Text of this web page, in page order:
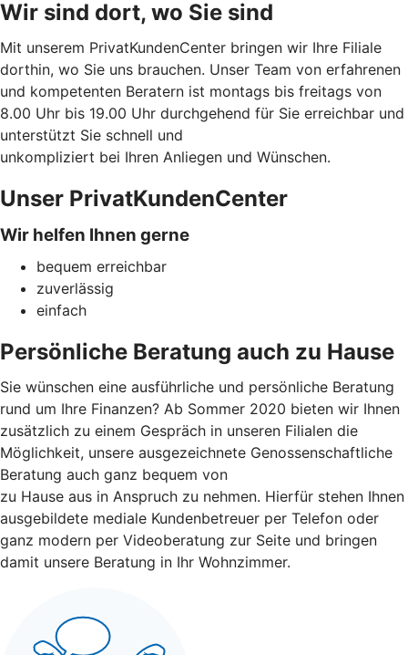
Wir sind dort, wo Sie sind
Mit unserem PrivatKundenCenter bringen wir Ihre Filiale
dorthin, wo Sie uns brauchen. Unser Team von erfahrenen
und kompetenten Beratern ist montags bis freitags von
8.00 Uhr bis 19.00 Uhr durchgehend für Sie erreichbar und
unterstützt Sie schnell und
unkompliziert bei Ihren Anliegen und Wünschen.
Unser PrivatKundenCenter
Wir helfen Ihnen gerne
bequem erreichbar
zuverlässig
einfach
Persönliche Beratung auch zu Hause
Sie wünschen eine ausführliche und persönliche Beratung
rund um Ihre Finanzen? Ab Sommer 2020 bieten wir Ihnen
zusätzlich zu einem Gespräch in unseren Filialen die
Möglichkeit, unsere ausgezeichnete Genossenschaftliche
Beratung auch ganz bequem von
zu Hause aus in Anspruch zu nehmen. Hierfür stehen Ihnen
ausgebildete mediale Kundenbetreuer per Telefon oder
ganz modern per Videoberatung zur Seite und bringen
damit unsere Beratung in Ihr Wohnzimmer.